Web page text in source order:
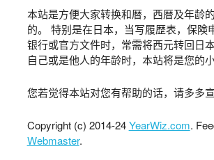
本站是方便大家转换和暦，西暦及年龄
的。 特别是在日本，当写履歴表，保険
银行或官方文件时，常需将西元转回日
自己或是他人的年龄时，本站将是您的小
您若觉得本站对您有帮助的话，请多多宣
Copyright (c) 2014-24YearWiz.com.
Webmaster.